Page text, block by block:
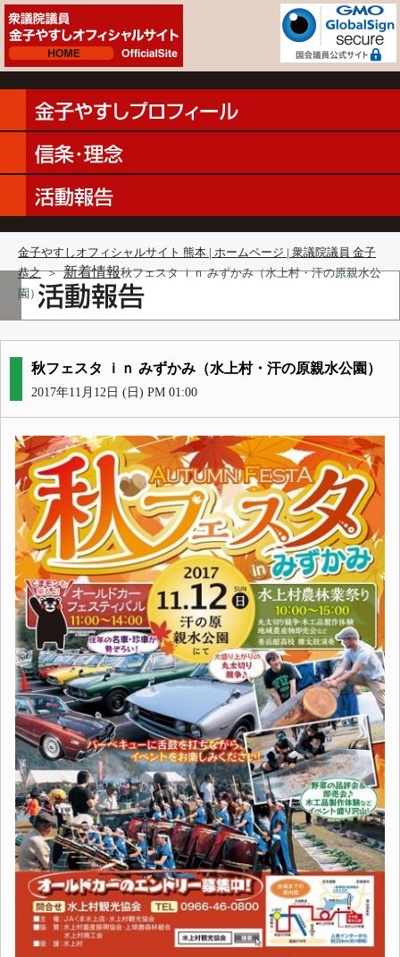
金子やすしオフィシャルサイト 熊本 | ホームページ | 衆議院議員 金子
恭之 ＞ 新着情報秋フェスタ ｉｎ みずかみ（水上村・汗の原親水公
園）
秋フェスタ ｉｎ みずかみ（水上村・汗の原親水公園）
2017年11月12日 (日) PM 01:00